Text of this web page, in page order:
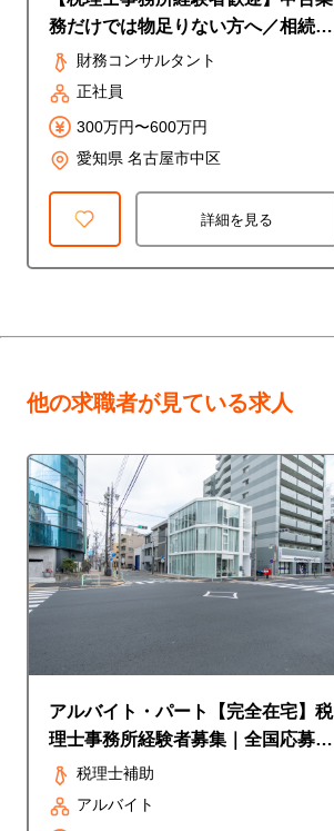
務だけでは物足りない方へ／相続・
M&Aにも挑戦できる財務/会計/税務
コンサルタント
財務コンサルタント
正社員
300万円〜600万円
愛知県 名古屋市中区
詳細を見る
他の求職者が見ている求人
アルバイト・パート【完全在宅】税
理士事務所経験者募集｜全国応募
OK・週4日～・1日4時間～
税理士補助
アルバイト